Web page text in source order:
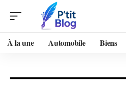
À la une Automobile Biens